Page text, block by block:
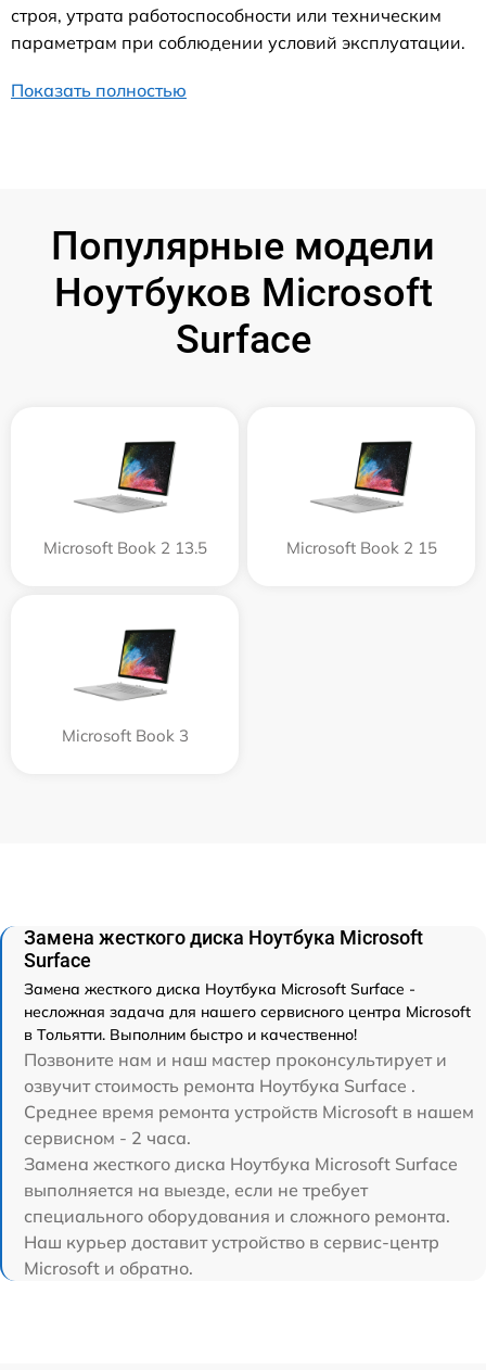
строя, утрата работоспособности или техническим
параметрам при соблюдении условий эксплуатации.
Показать полностью
Популярные модели
Ноутбуков Microsoft
Surface
Microsoft Book 2 13.5 Microsoft Book 2 15
Microsoft Book 3
Замена жесткого диска Ноутбука Microsoft
Surface
Замена жесткого диска Ноутбука Microsoft Surface -
несложная задача для нашего сервисного центра Microsoft
в Тольятти. Выполним быстро и качественно!
Позвоните нам и наш мастер проконсультирует и
озвучит стоимость ремонта Ноутбука Surface .
Среднее время ремонта устройств Microsoft в нашем
сервисном - 2 часа.
Замена жесткого диска Ноутбука Microsoft Surface
выполняется на выезде, если не требует
специального оборудования и сложного ремонта.
Наш курьер доставит устройство в сервис-центр
Microsoft и обратно.